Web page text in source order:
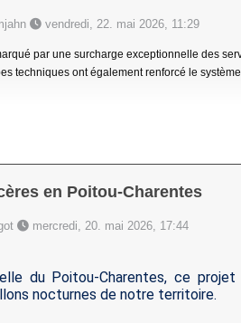
vendredi, 22. mai 2026, 11:29
par une surcharge exceptionnelle des
techniques ont également renforcé le
en Poitou-Charentes
mercredi, 20. mai 2026, 17:44
du Poitou-Charentes, ce
nocturnes de notre territoire.